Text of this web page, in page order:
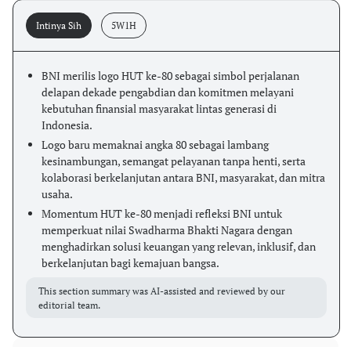
Intinya Sih 5W1H
BNI merilis logo HUT ke-80 sebagai simbol perjalanan
delapan dekade pengabdian dan komitmen melayani
kebutuhan finansial masyarakat lintas generasi di
Indonesia.
Logo baru memaknai angka 80 sebagai lambang
kesinambungan, semangat pelayanan tanpa henti, serta
kolaborasi berkelanjutan antara BNI, masyarakat, dan mitra
usaha.
Momentum HUT ke-80 menjadi refleksi BNI untuk
memperkuat nilai Swadharma Bhakti Nagara dengan
menghadirkan solusi keuangan yang relevan, inklusif, dan
berkelanjutan bagi kemajuan bangsa.
This section summary was AI-assisted and reviewed by our
editorial team.